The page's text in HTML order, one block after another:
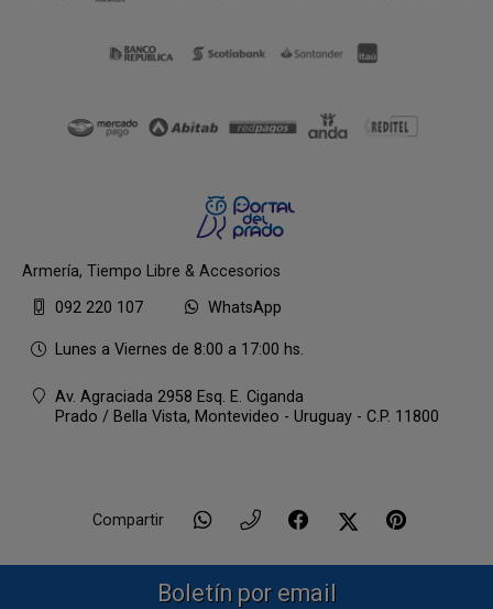
Armería, Tiempo Libre & Accesorios
092 220 107
WhatsApp
Lunes a Viernes de 8:00 a 17:00 hs.
Av. Agraciada 2958 Esq. E. Ciganda
Prado / Bella Vista, Montevideo - Uruguay - C.P. 11800
Compartir
Boletín por email